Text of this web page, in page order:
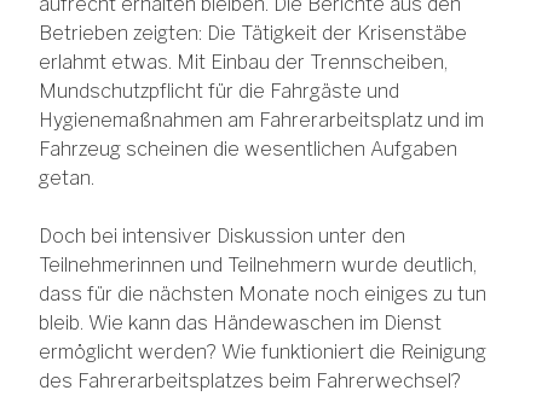
Betrieben zeigten: Die Tätigkeit der Krisenstäbe
erlahmt etwas. Mit Einbau der Trennscheiben,
Mundschutzpflicht für die Fahrgäste und
Hygienemaßnahmen am Fahrerarbeitsplatz und im
Fahrzeug scheinen die wesentlichen Aufgaben
getan.
Doch bei intensiver Diskussion unter den
Teilnehmerinnen und Teilnehmern wurde deutlich,
dass für die nächsten Monate noch einiges zu tun
bleib. Wie kann das Händewaschen im Dienst
ermöglicht werden? Wie funktioniert die Reinigung
des Fahrerarbeitsplatzes beim Fahrerwechsel?